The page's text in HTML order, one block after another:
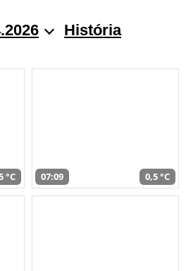
História
°C 07:09 0,5 °C